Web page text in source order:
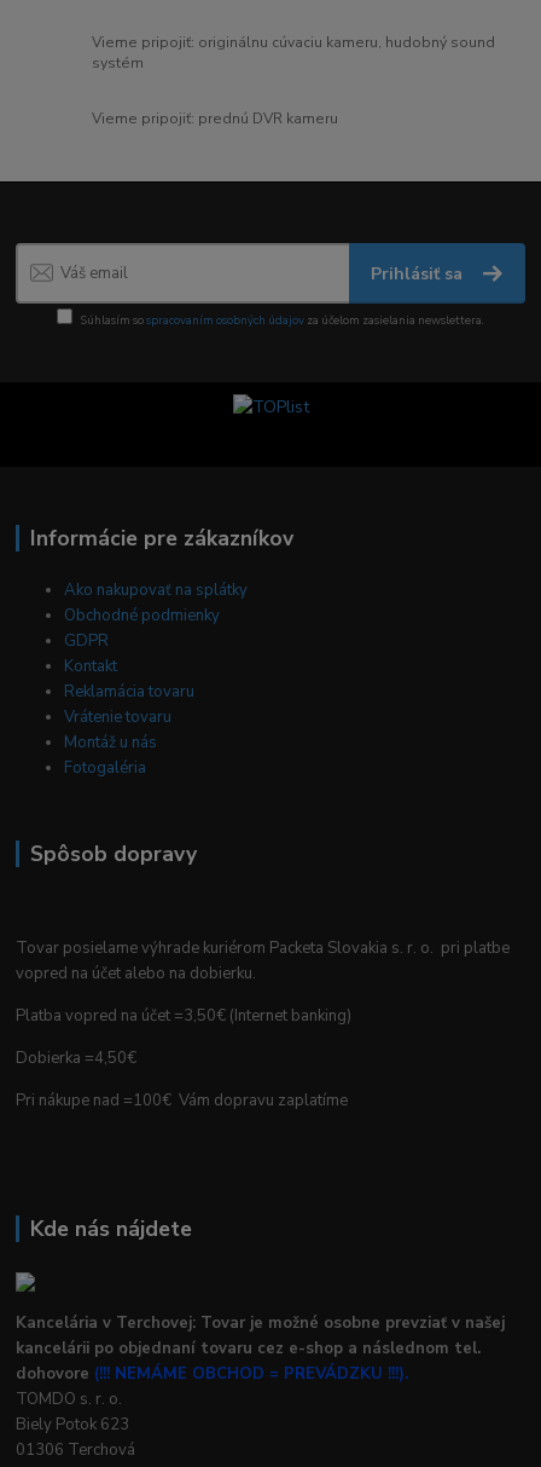
Vieme pripojiť: originálnu cúvaciu kameru, hudobný sound
systém
Vieme pripojiť: prednú DVR kameru
Prihlásiť sa
Súhlasím sospracovaním osobných údajov za účelom zasielania newslettera.
Informácie pre zákazníkov
Ako nakupovať na splátky
Obchodné podmienky
GDPR
Kontakt
Reklamácia tovaru
Vrátenie tovaru
Montáž u nás
Fotogaléria
Spôsob dopravy
Tovar posielame výhrade kuriérom Packeta Slovakia s. r. o. pri platbe
vopred na účet alebo na dobierku.
Platba vopred na účet =3,50€ (Internet banking)
Dobierka =4,50€
Pri nákupe nad =100€ Vám dopravu zaplatíme
Kde nás nájdete
Kancelária v Terchovej: Tovar je možné osobne prevziať v našej
kancelárii po objednaní tovaru cez e-shop a následnom tel.
dohovore (!!! NEMÁME OBCHOD = PREVÁDZKU !!!).
TOMDO s. r. o.
Biely Potok 623
01306 Terchová